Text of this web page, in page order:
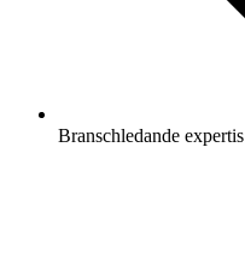
Branschledande expertis